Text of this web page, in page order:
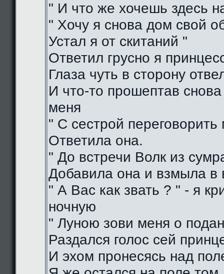
" И что же хочешь здесь
" Хочу я снова дом свой
Устал я от скитаний "
Ответил грусно я
Глаза чуть в сторону
И что-то прошептав
меня
" С сестрой
Ответила она.
" До встречи Волк из
Добавила она и взмыла в
" А Вас как звать ? " - я
ночную
" Луною зови меня о
Раздался голос сей
И эхом пронесясь над